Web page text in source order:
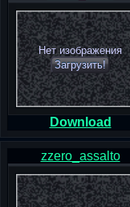
Нет изображения
Загрузить!
Download
zzero_assalto